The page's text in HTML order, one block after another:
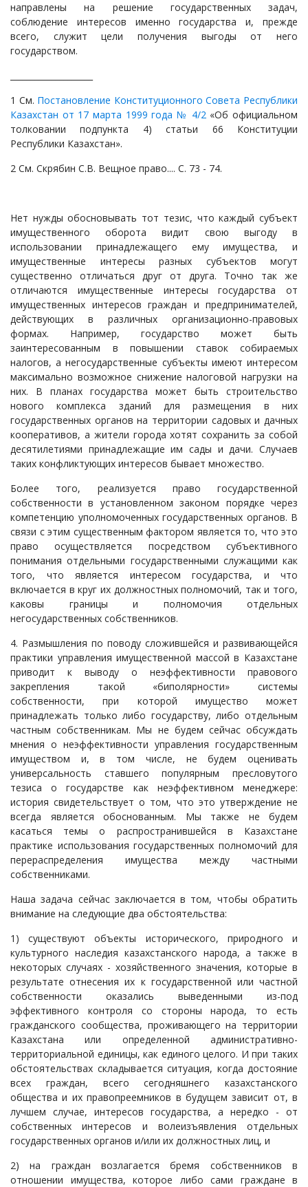
направлены на решение государственных задач,
соблюдение интересов именно государства и, прежде
всего, служит цели получения выгоды от него
государством.
1 См. Постановление Конституционного Совета Республики
Казахстан от 17 марта 1999 года № 4/2«Об официальном
толковании подпункта 4) статьи 66 Конституции
Республики Казахстан».
2 См. Скрябин С.В. Вещное право.... С. 73 - 74.
Нет нужды обосновывать тот тезис, что каждый субъект
имущественного оборота видит свою выгоду в
использовании принадлежащего ему имущества, и
имущественные интересы разных субъектов могут
существенно отличаться друг от друга. Точно так же
отличаются имущественные интересы государства от
имущественных интересов граждан и предпринимателей,
действующих в различных организационно-правовых
формах. Например, государство может быть
заинтересованным в повышении ставок собираемых
налогов, а негосударственные субъекты имеют интересом
максимально возможное снижение налоговой нагрузки на
них. В планах государства может быть строительство
нового комплекса зданий для размещения в них
государственных органов на территории садовых и дачных
кооперативов, а жители города хотят сохранить за собой
десятилетиями принадлежащие им сады и дачи. Случаев
таких конфликтующих интересов бывает множество.
Более того, реализуется право государственной
собственности в установленном законом порядке через
компетенцию уполномоченных государственных органов. В
связи с этим существенным фактором является то, что это
право осуществляется посредством субъективного
понимания отдельными государственными служащими как
того, что является интересом государства, и что
включается в круг их должностных полномочий, так и того,
каковы границы и полномочия отдельных
негосударственных собственников.
4. Размышления по поводу сложившейся и развивающейся
практики управления имущественной массой в Казахстане
приводит к выводу о неэффективности правового
закрепления такой «биполярности» системы
собственности, при которой имущество может
принадлежать только либо государству, либо отдельным
частным собственникам. Мы не будем сейчас обсуждать
мнения о неэффективности управления государственным
имуществом и, в том числе, не будем оценивать
универсальность ставшего популярным пресловутого
тезиса о государстве как неэффективном менеджере:
история свидетельствует о том, что это утверждение не
всегда является обоснованным. Мы также не будем
касаться темы о распространившейся в Казахстане
практике использования государственных полномочий для
перераспределения имущества между частными
собственниками.
Наша задача сейчас заключается в том, чтобы обратить
внимание на следующие два обстоятельства:
1) существуют объекты исторического, природного и
культурного наследия казахстанского народа, а также в
некоторых случаях - хозяйственного значения, которые в
результате отнесения их к государственной или частной
собственности оказались выведенными из-под
эффективного контроля со стороны народа, то есть
гражданского сообщества, проживающего на территории
Казахстана или определенной административно-
территориальной единицы, как единого целого. И при таких
обстоятельствах складывается ситуация, когда достояние
всех граждан, всего сегодняшнего казахстанского
общества и их правопреемников в будущем зависит от, в
лучшем случае, интересов государства, а нередко - от
собственных интересов и волеизъявления отдельных
государственных органов и/или их должностных лиц, и
2) на граждан возлагается бремя собственников в
отношении имущества, которое либо сами граждане в